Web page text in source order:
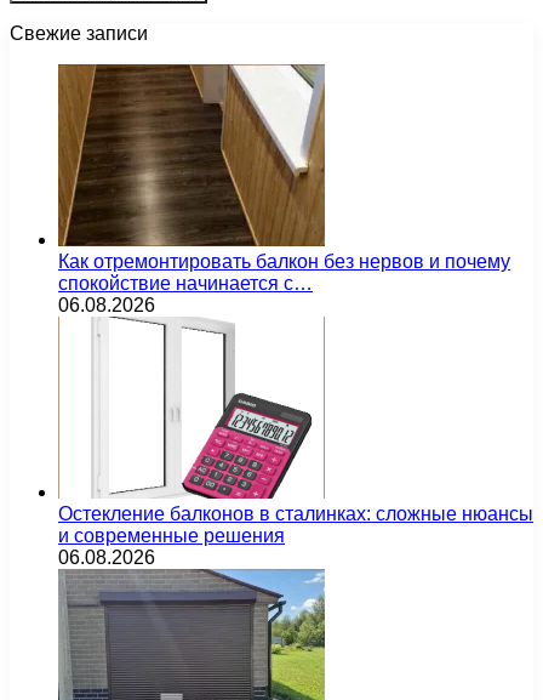
Свежие записи
Как отремонтировать балкон без нервов и почему
спокойствие начинается с…
06.08.2026
Остекление балконов в сталинках: сложные нюансы
и современные решения
06.08.2026